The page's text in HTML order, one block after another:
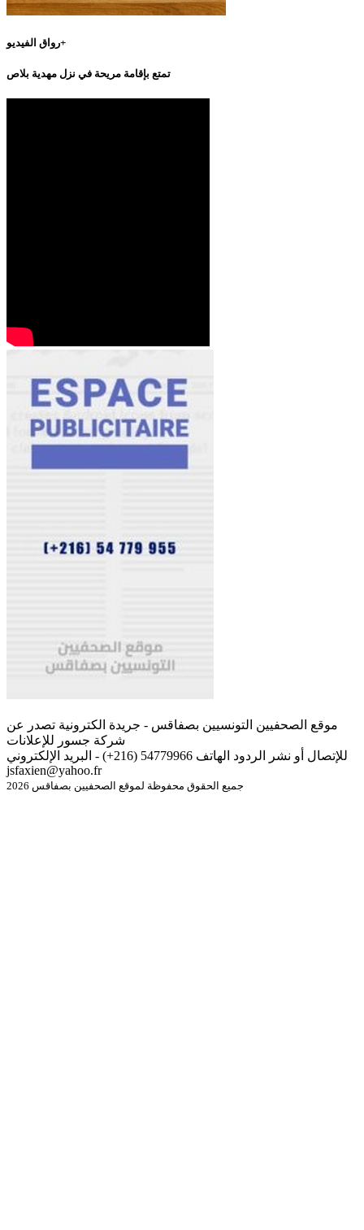
رواق الفيديو+
تمتع بإقامة مريحة في نزل مهدية بلاص
موقع الصحفيين التونسيين بصفاقس - جريدة الكترونية تصدر عن
شركة جسور للإعلانات
للإتصال أو نشر الردود الهاتف 54779966 (216+) - البريد الإلكتروني
jsfaxien@yahoo.fr
جميع الحقوق محفوظة لموقع الصحفيين بصفاقس 2026